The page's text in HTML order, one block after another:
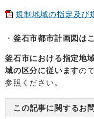
規制地域の指定及
釜石市都市計画図
釜石市における指定地
域の区分に従いますの
参照ください。
この記事に関するお